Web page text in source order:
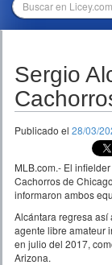
MULTIMEDIA
TEMPORADAS
Sergio
Publicado el 28/03/
MLB.com.- El
Cachorros de
informaron ambos
Alcántara regresa así
agente libre amateur
en julio del 2017,
Arizona.